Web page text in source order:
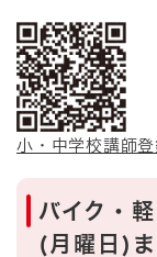
小・中学校講師登
バイク・
(月曜日)